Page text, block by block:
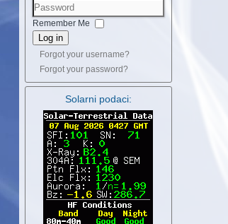
Remember Me
Log in
Forgot your username?
Forgot your password?
Solarni podaci: